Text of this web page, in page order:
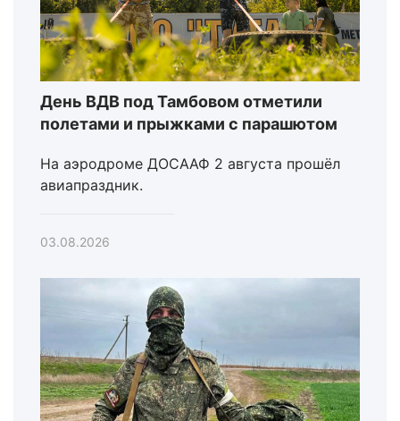
День ВДВ под Тамбовом отметили
полетами и прыжками с парашютом
На аэродроме ДОСААФ 2 августа прошёл
авиапраздник.
03.08.2026